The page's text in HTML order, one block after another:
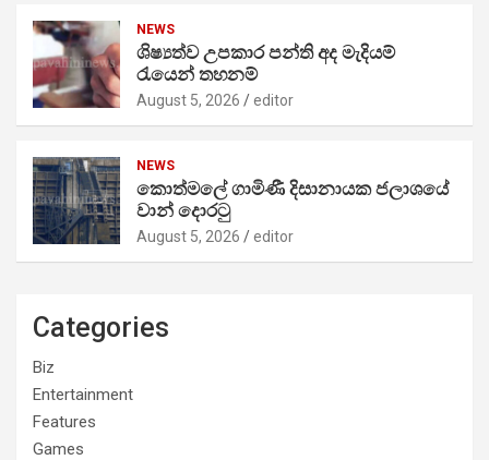
NEWS
ශිෂ්‍යත්ව උපකාර පන්ති අද මැදියම්
රැයෙන් තහනම්
August 5, 2026 editor
NEWS
කොත්මලේ ගාමිණී දිසානායක ජලාශයේ
වාන් දොරටු
August 5, 2026 editor
Categories
Biz
Entertainment
Features
Games